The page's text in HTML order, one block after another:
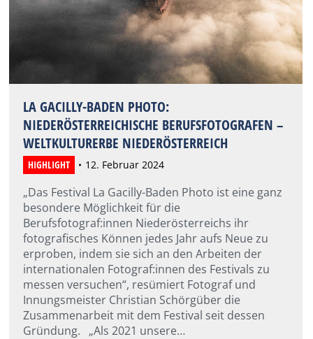
LA GACILLY-BADEN PHOTO:
NIEDERÖSTERREICHISCHE BERUFSFOTOGRAFEN –
WELTKULTURERBE NIEDERÖSTERREICH
HIGHLIGHT 12. Februar 2024
„Das Festival La Gacilly-Baden Photo ist eine ganz
besondere Möglichkeit für die
Berufsfotograf:innen Niederösterreichs ihr
fotografisches Können jedes Jahr aufs Neue zu
erproben, indem sie sich an den Arbeiten der
internationalen Fotograf:innen des Festivals zu
messen versuchen“, resümiert Fotograf und
Innungsmeister Christian Schörgüber die
Zusammenarbeit mit dem Festival seit dessen
Gründung. „Als 2021 unsere…